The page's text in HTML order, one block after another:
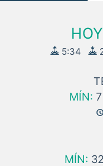
HOY
5:34
MÍN:
MÍN: